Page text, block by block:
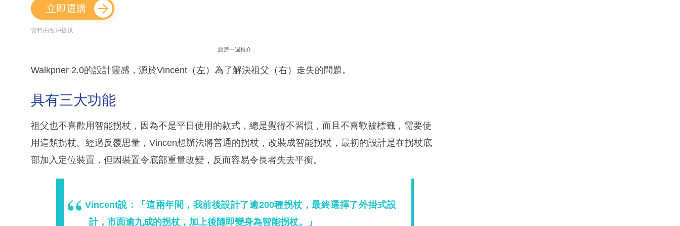
立即選購
資料由客戶提供
經濟一週推介
Walkpner 2.0的設計靈感，源於Vincent（左）為了解決祖父（右）走失的問題。
具有三大功能
祖父也不喜歡用智能拐杖，因為不是平日使用的款式，總是覺得不習慣，而且不喜歡被標籤，需要使
用這類拐杖。經過反覆思量，Vincen想辦法將普通的拐杖，改裝成智能拐杖，最初的設計是在拐杖底
部加入定位裝置，但因裝置令底部重量改變，反而容易令長者失去平衡。
Vincent說：「這兩年間，我前後設計了逾200種拐杖，最終選擇了外掛式設
計，市面逾九成的拐杖，加上後隨即變身為智能拐杖。」